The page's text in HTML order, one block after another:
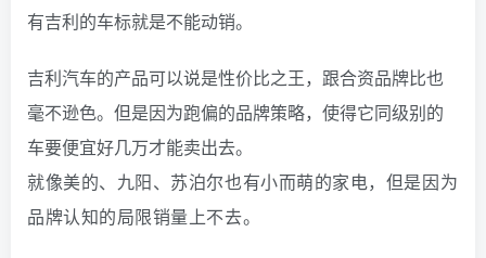
有吉利的车标就是不能动销。
吉利汽车的产品可以说是性价比之王，跟合资品牌比也
毫不逊色。但是因为跑偏的品牌策略，使得它同级别的
车要便宜好几万才能卖出去。
就像美的、九阳、苏泊尔也有小而萌的家电，但是因为
品牌认知的局限销量上不去。